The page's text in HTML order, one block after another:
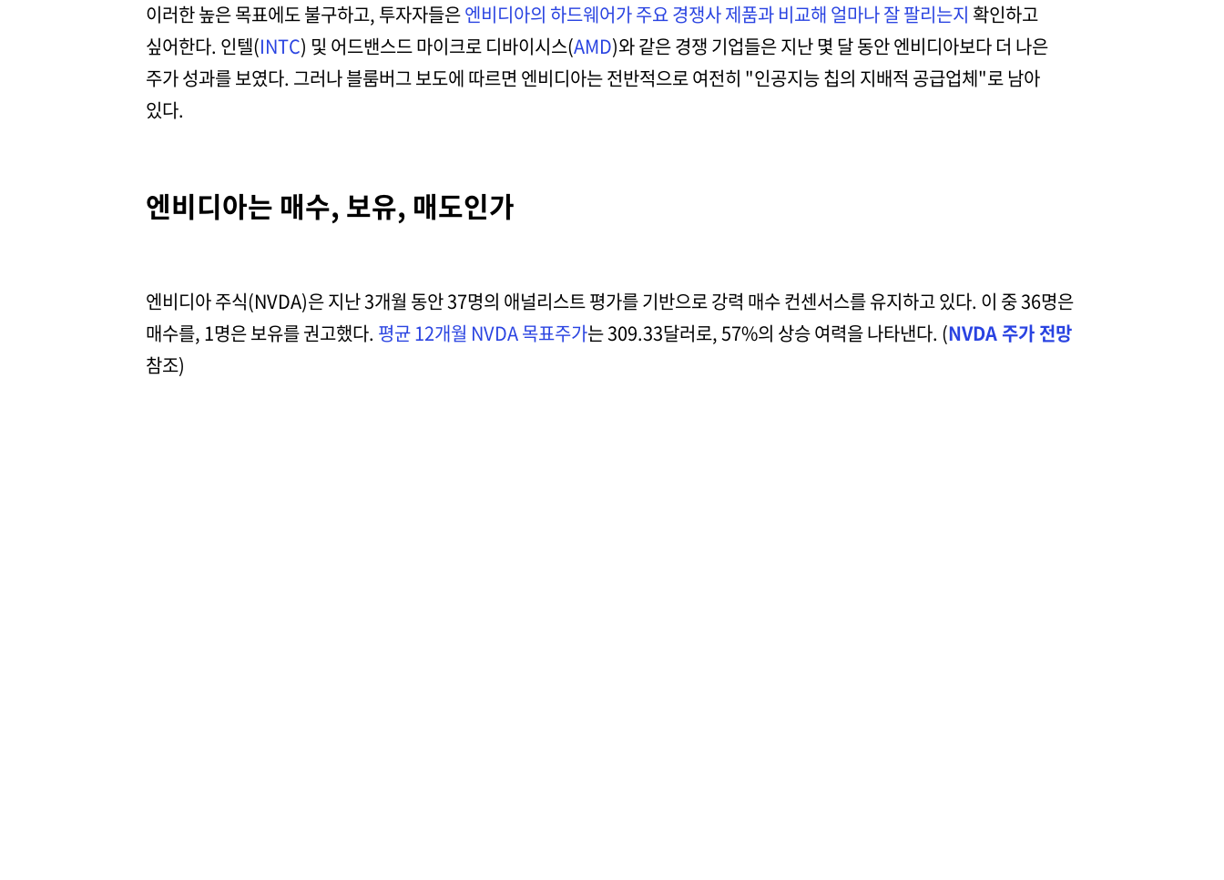
이러한 높은 목표에도 불구하고, 투자자들은엔비디아의 하드웨어가 주요 경쟁사 제품과 비교해 얼마나 잘 팔리는지 확인하고
싶어한다. 인텔(INTC) 및 어드밴스드 마이크로 디바이시스(AMD)와 같은 경쟁 기업들은 지난 몇 달 동안 엔비디아보다 더 나은
주가 성과를 보였다. 그러나 블룸버그 보도에 따르면 엔비디아는 전반적으로 여전히 "인공지능 칩의 지배적 공급업체"로 남아
있다.
엔비디아는 매수, 보유, 매도인가
엔비디아 주식(NVDA)은 지난 3개월 동안 37명의 애널리스트 평가를 기반으로 강력 매수 컨센서스를 유지하고 있다. 이 중 36명은
매수를, 1명은 보유를 권고했다. 평균 12개월 NVDA 목표주가는 309.33달러로, 57%의 상승 여력을 나타낸다. (NVDA 주가 전망
참조)